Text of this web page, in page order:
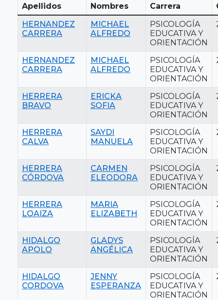
Apellidos Nombres Carrera
HERNANDEZ
CARRERA
MICHAEL
ALFREDO
PSICOLOGÍA
EDUCATIVA Y
ORIENTACIÓN
HERNANDEZ
CARRERA
MICHAEL
ALFREDO
PSICOLOGÍA
EDUCATIVA Y
ORIENTACIÓN
HERRERA
BRAVO
ERICKA
SOFIA
PSICOLOGÍA
EDUCATIVA Y
ORIENTACIÓN
HERRERA
CALVA
SAYDI
MANUELA
PSICOLOGÍA
EDUCATIVA Y
ORIENTACIÓN
HERRERA
CÓRDOVA
CARMEN
ELEODORA
PSICOLOGÍA
EDUCATIVA Y
ORIENTACIÓN
HERRERA
LOAIZA
MARIA
ELIZABETH
PSICOLOGÍA
EDUCATIVA Y
ORIENTACIÓN
HIDALGO
APOLO
GLADYS
ANGÉLICA
PSICOLOGÍA
EDUCATIVA Y
ORIENTACIÓN
HIDALGO
CORDOVA
JENNY
ESPERANZA
PSICOLOGÍA
EDUCATIVA Y
ORIENTACIÓN